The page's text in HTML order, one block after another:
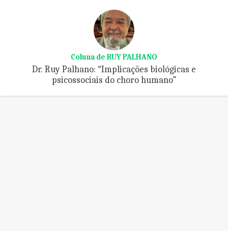
Coluna de RUY PALHANO
Dr. Ruy Palhano: “Implicações biológicas e
psicossociais do choro humano”